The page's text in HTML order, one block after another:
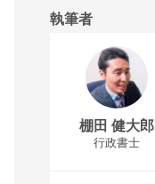
執筆者
棚田 健大郎
行政書士